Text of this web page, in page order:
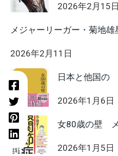
2026年2月15日
メジャーリーガー・菊地
2026年2月11日
日本と他国の
2026年1月6日
女80歳の壁
2026年1月5日